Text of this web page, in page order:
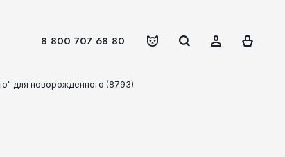
8 800 707 68 80
для новорожденного (8793)